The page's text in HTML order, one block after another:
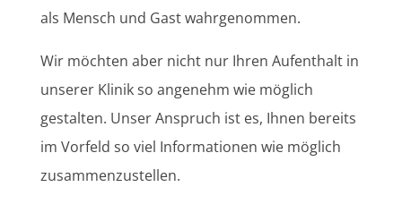
als Mensch und Gast wahrgenommen.
Wir möchten aber nicht nur Ihren Aufenthalt in
unserer Klinik so angenehm wie möglich
gestalten. Unser Anspruch ist es, Ihnen bereits
im Vorfeld so viel Informationen wie möglich
zusammenzustellen.